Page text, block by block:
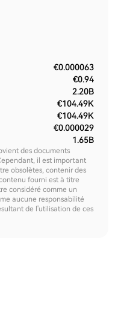
€0.000063
€0.94
2.20B
€104.49K
€104.49K
€0.000029
1.65B
des documents
il est important
obsolètes, contenir des
fourni est à titre
considéré comme un
aucune responsabilité
de l'utilisation de ces